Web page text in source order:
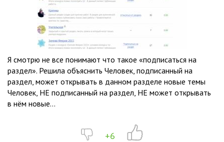
Я смотрю не все понимают что такое «подписаться на
раздел». Решила объяснить Человек, подписанный на
раздел, может открывать в данном разделе новые темы
Человек, НЕ подписанный на раздел, НЕ может открывать
в нём новые...
+6